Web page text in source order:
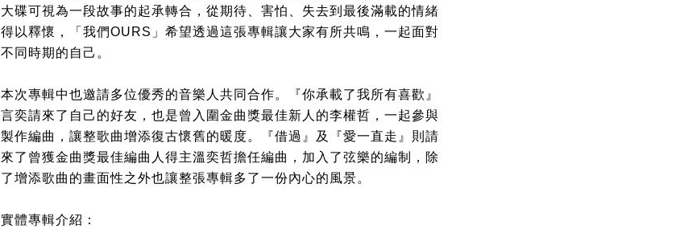
大碟可視為一段故事的起承轉合，從期待、害怕、失去到最後滿載的情緒
得以釋懷，「我們OURS」希望透過這張專輯讓大家有所共鳴，一起面對
不同時期的自己。
本次專輯中也邀請多位優秀的音樂人共同合作。『你承載了我所有喜歡』
言奕請來了自己的好友，也是曾入圍金曲獎最佳新人的李權哲，一起參與
製作編曲，讓整歌曲增添復古懷舊的暖度。『借過』及『愛一直走』則請
來了曾獲金曲獎最佳編曲人得主溫奕哲擔任編曲，加入了弦樂的編制，除
了增添歌曲的畫面性之外也讓整張專輯多了一份內心的風景。
實體專輯介紹：